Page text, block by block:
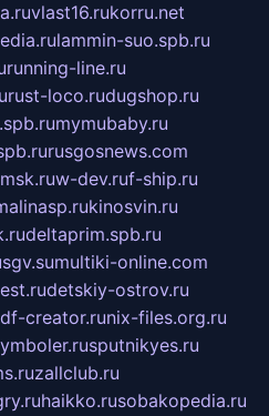
vlast16.rukorru.net
lammin-suo.spb.ru
running-line.ru
rust-loco.rudugshop.ru
mymubaby.ru
rusgosnews.com
w-dev.ruf-ship.ru
kinosvin.ru
deltaprim.spb.ru
sgv.sumultiki-online.com
detskiy-ostrov.ru
creator.runix-files.org.ru
sputnikyes.ru
zallclub.ru
haikko.rusobakopedia.ru